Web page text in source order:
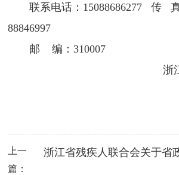
联系电话：15088686277 传
88846997
邮 编：310007
浙
上一
篇：